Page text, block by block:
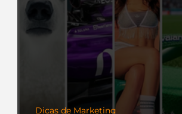
Dicas de Marketing